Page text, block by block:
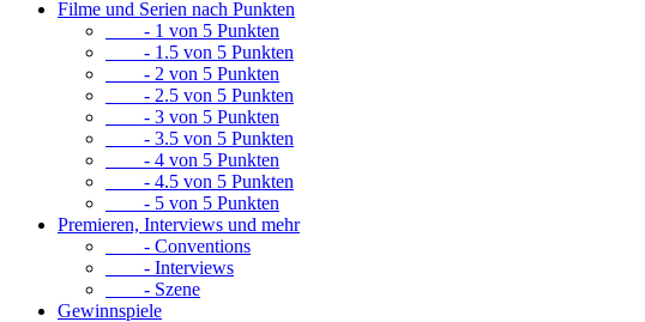
Filme und Serien nach Punkten
- 1 von 5 Punkten
- 1.5 von 5 Punkten
- 2 von 5 Punkten
- 2.5 von 5 Punkten
- 3 von 5 Punkten
- 3.5 von 5 Punkten
- 4 von 5 Punkten
- 4.5 von 5 Punkten
- 5 von 5 Punkten
Premieren, Interviews und mehr
- Conventions
- Interviews
- Szene
Gewinnspiele